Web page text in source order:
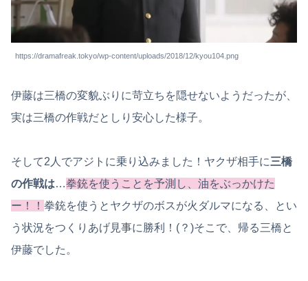
https://dramafreak.tokyo/wp-content/uploads/2018/12/kyou104.png
伊藤は三橋の変貌ぶりに苛立ちを隠せないようだったが、
実は三橋の作戦だとしり安心した様子。
そして2人でアジトに乗り込みました！ヤクザ相手に三橋
の作戦は…拳銃を使うことを予測し、油をぶっかけた
ー！！ 拳銃を使うとヤクザのボスが火ダルマになる、とい
う状況をつくりあげ見事に勝利！(？)そこで、帰る三橋と
伊藤でした。